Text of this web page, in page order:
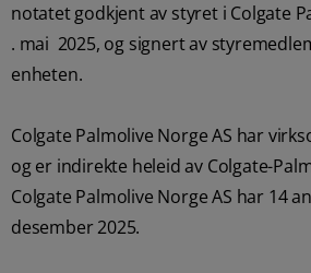
notatet godkjent av styret i Colgate
. mai 2025, og signert av
enheten.
Colgate Palmolive Norge AS har
og er indirekte heleid av Colgate-
Colgate Palmolive Norge AS har 14
desember 2025.